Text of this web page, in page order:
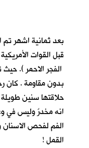
بعد ثمانية اشهر
قبل القوات
الفجر الاحمر ).
بدون مقاومة . كان
حلاقتها سنين
انه مخدرٌ وليس في
الفم لفحص
القمل !